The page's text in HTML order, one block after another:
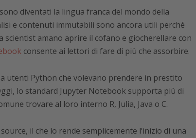
diventati la lingua franca del mondo della
e contenuti immutabili sono ancora utili perché
scientist amano aprire il cofano e giocherellare con
consente ai lettori di fare di più che assorbire.
utenti Python che volevano prendere in prestito
lo standard Jupyter Notebook supporta più di
trovare al loro interno R, Julia, Java o C.
il che lo rende semplicemente l’inizio di una